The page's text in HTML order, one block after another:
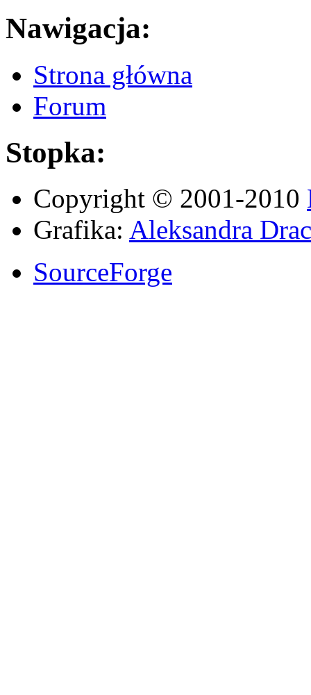
Nawigacja:
Strona główna
Forum
Stopka:
Copyright © 2001-2010
Grafika: Aleksandra
SourceForge